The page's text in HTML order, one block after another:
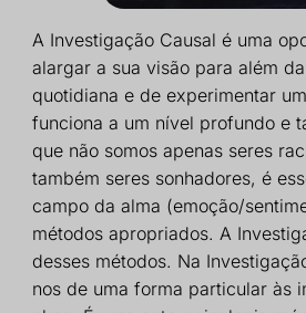
A Investigação Causal é uma
alargar a sua visão para além
quotidiana e de experimentar
funciona a um nível profundo e
que não somos apenas seres
também seres sonhadores, é
campo da alma (emoção/
métodos apropriados. A
desses métodos. Na
nos de uma forma particular às